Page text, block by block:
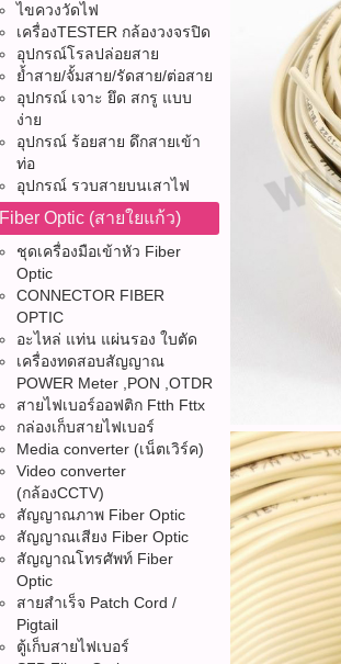
ไขควงวัดไฟ
เครื่องTESTER กล้องวงจรปิด
อุปกรณ์โรลปล่อยสาย
ย้ำสาย/จั้มสาย/รัดสาย/ต่อสาย
อุปกรณ์ เจาะ ยึด สกรู แบบ
ง่าย
อุปกรณ์ ร้อยสาย ดึกสายเข้า
ท่อ
อุปกรณ์ รวบสายบนเสาไฟ
Fiber Optic (สายใยแก้ว)
ชุดเครื่องมือเข้าหัว Fiber
Optic
CONNECTOR FIBER
OPTIC
อะไหล่ แท่น แผ่นรอง ใบตัด
เครื่องทดสอบสัญญาณ
POWER Meter ,PON ,OTDR
สายไฟเบอร์ออฟติก Ftth Fttx
กล่องเก็บสายไฟเบอร์
Media converter (เน็ตเวิร์ค)
Video converter
(กล้องCCTV)
สัญญาณภาพ Fiber Optic
สัญญาณเสียง Fiber Optic
สัญญาณโทรศัพท์ Fiber
Optic
สายสำเร็จ Patch Cord /
Pigtail
ตู้เก็บสายไฟเบอร์